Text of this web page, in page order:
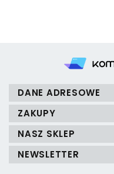
DANE ADRESOWE
ZAKUPY
NASZ SKLEP
NEWSLETTER